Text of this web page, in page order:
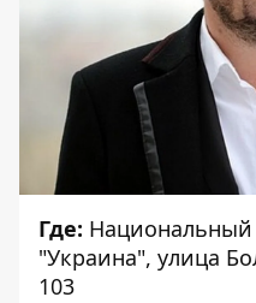
Где: Национальный
"Украина", улица
103